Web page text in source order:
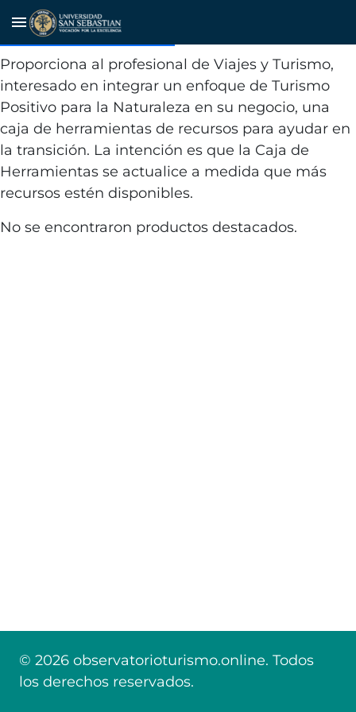
menu
Nature Positive Travel And
Tourism Toolbox
Proporciona al profesional de Viajes y Turismo,
interesado en integrar un enfoque de Turismo
Positivo para la Naturaleza en su negocio, una
caja de herramientas de recursos para ayudar en
la transición. La intención es que la Caja de
Herramientas se actualice a medida que más
recursos estén disponibles.
No se encontraron productos destacados.
© 2026 observatorioturismo.online. Todos
los derechos reservados.